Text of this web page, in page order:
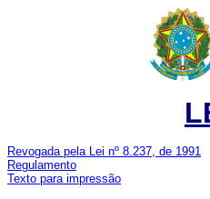
Revogada pela Lei nº 8.237, de 1991
Regulamento
Texto para impressão